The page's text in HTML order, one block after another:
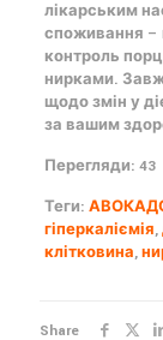
лікарським
споживання –
контроль
нирками.
щодо змін у
за вашим
Перегляди: 43
Теги:
гіперкаліємія,
клітковина,
Share